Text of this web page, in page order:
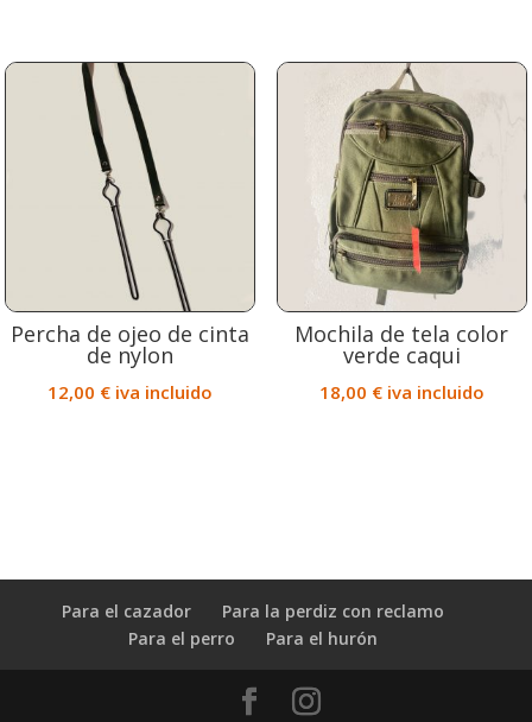
Percha de ojeo de cinta
de nylon
12,00 € iva incluido
Mochila de tela color
verde caqui
18,00 € iva incluido
Para el cazador
Para la perdiz con reclamo
Para el perro
Para el hurón